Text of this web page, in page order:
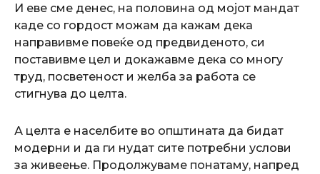
И еве сме денес, на половина од мојот мандат
каде со гордост можам да кажам дека
направивме повеќе од предвиденото, си
поставивме цел и докажавме дека со многу
труд, посветеност и желба за работа се
стигнува до целта.
А целта е населбите во општината да бидат
модерни и да ги нудат сите потребни услови
за живеење. Продолжуваме понатаму, напред